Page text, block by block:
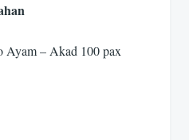
Ayam – Akad 100 pax